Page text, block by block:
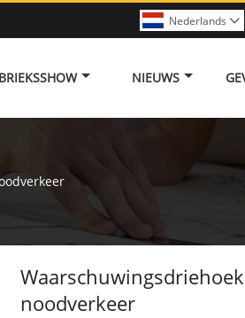
Nederlands 
NIEUWS
noodverkeer